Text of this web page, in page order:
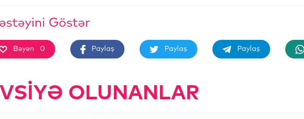
Göstər
Bəyən 0 Paylaş Paylaş Paylaş
OLUNANLAR